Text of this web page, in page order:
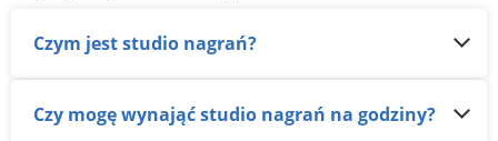
Czym jest studio nagrań?
Czy mogę wynająć studio nagrań na godziny?